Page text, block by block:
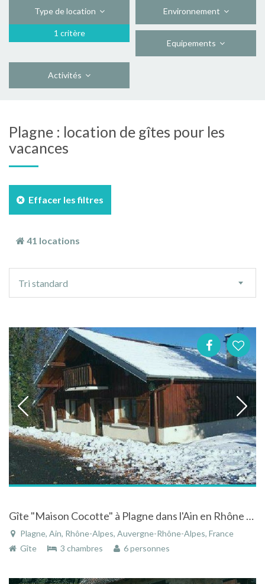
Type de location
1 critère
Environnement
Equipements
Activités
Plagne : location de gîtes pour les
vacances
Effacer les filtres
41 locations
tri
Tri standard
Gîte "Maison Cocotte" à Plagne dans l'Ain en Rhône Alpes avec belle vue sur la campagne environnante
Plagne, Ain, Rhône-Alpes, Auvergne-Rhône-Alpes, France
Gîte
3 chambres 6 personnes